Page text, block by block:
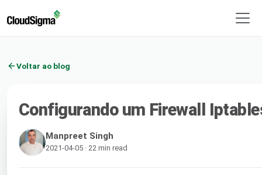
Voltar ao blog
Configurando um Firewall
Manpreet Singh
2021-04-05 · 22 min read